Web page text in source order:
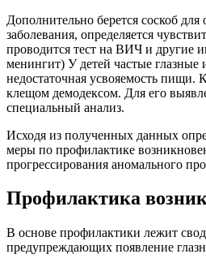
Дополнительно берется соскоб для
заболевания, определяется
проводится тест на ВИЧ и другие
менингит) У детей частые
недостаточная усвояемость пищи.
клещом демодексом. Для его
специальный анализ.
Исходя из полученных данных
меры по профилактике
прогрессирования аномального
Профилактика
В основе профилактики лежит
предупреждающих появление